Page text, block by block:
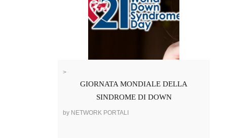
>
GIORNATA MONDIALE DELLA
SINDROME DI DOWN
by NETWORK PORTALI